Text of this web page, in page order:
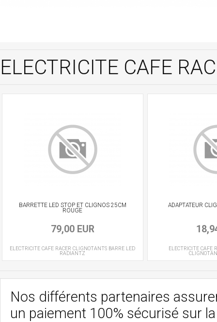
ELECTRICITE CAFE
BARRETTE LED STOP ET CLIGNOS 25CM
ROUGE
79,00 EUR
ELECTRICITE CAFE RACER CLIGNOTANTS BARRE LED
RADIANTZ
ADAPTATEUR
ELECTRICITE CAFE
Nos différents partenaires
un paiement 100% sécurisé sur